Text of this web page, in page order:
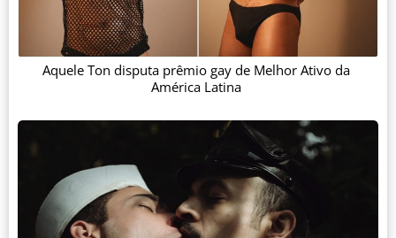
Aquele Ton disputa prêmio gay de Melhor Ativo da
América Latina